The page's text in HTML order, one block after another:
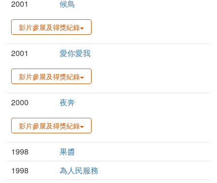
2001 候鳥
影片參展及得獎紀錄
2001 愛你愛我
影片參展及得獎紀錄
2000 夜奔
影片參展及得獎紀錄
1998
果醬
1998
為人民服務